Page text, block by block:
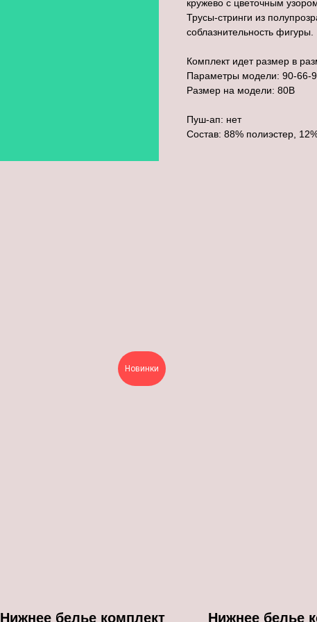
кружево с цветочным
Трусы-стринги из
соблазнительность фигуры.
Комплект идет размер в
Параметры модели: 90-66-
Размер на модели: 80В
Пуш-ап: нет
Состав: 88% полиэстер,
Новинки
Нижнее белье комплект Нижнее белье